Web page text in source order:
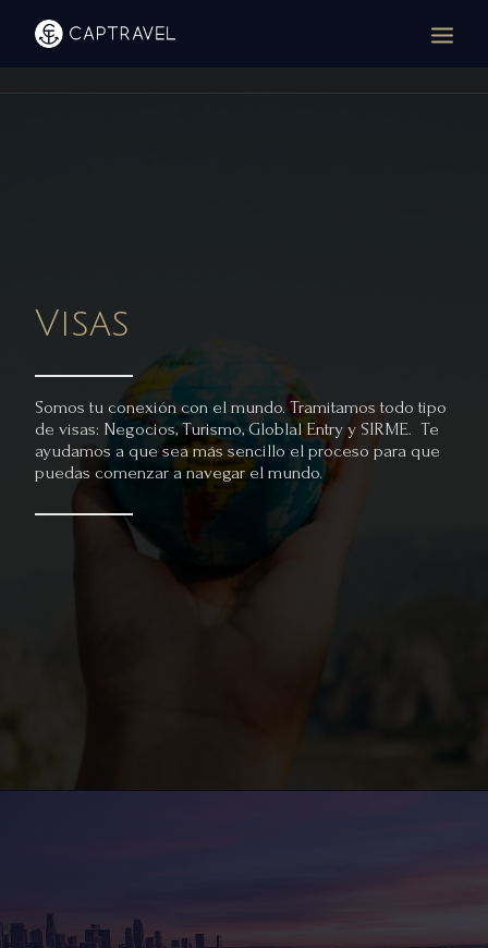
Visas
Somos tu conexión con el mundo. Tramitamos todo tipo
de visas: Negocios, Turismo, Globlal Entry y SIRME. Te
ayudamos a que sea más sencillo el proceso para que
puedas comenzar a navegar el mundo.